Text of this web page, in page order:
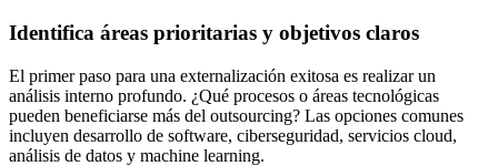
Identifica áreas prioritarias y objetivos claros
El primer paso para una externalización exitosa es realizar un
análisis interno profundo. ¿Qué procesos o áreas tecnológicas
pueden beneficiarse más del outsourcing? Las opciones comunes
incluyen desarrollo de software, ciberseguridad, servicios cloud,
análisis de datos y machine learning.